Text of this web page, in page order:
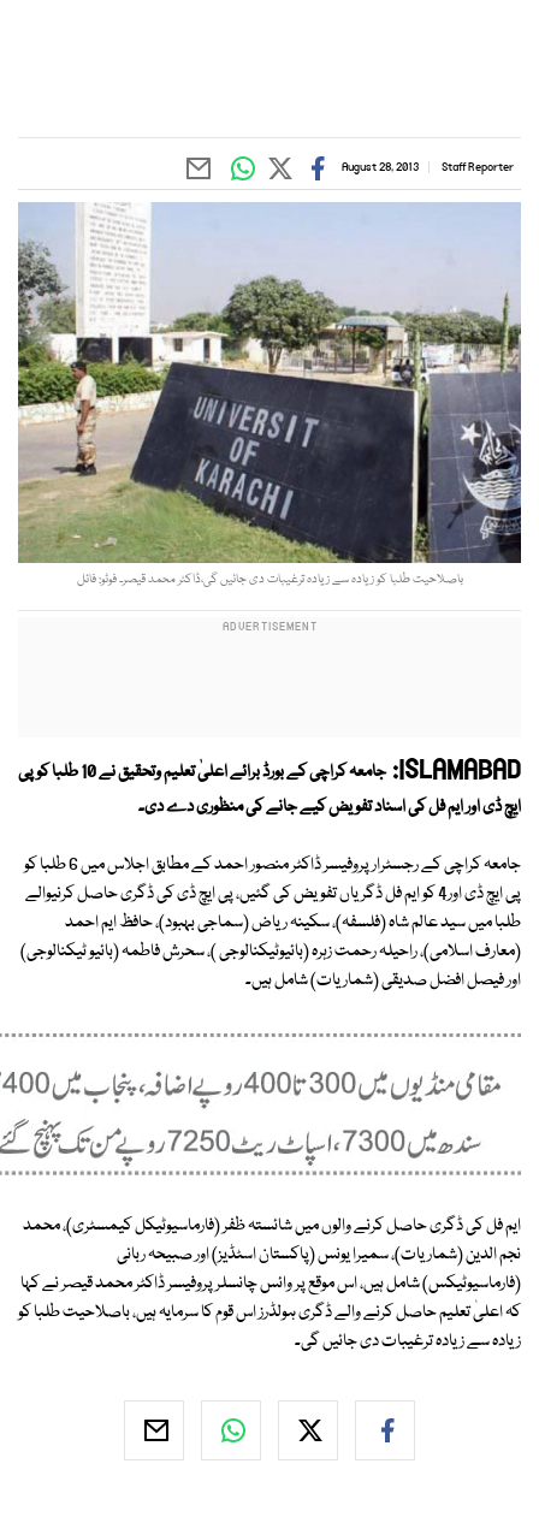
Staff Reporter
August 28, 2013
باصلاحیت طلبا کو زیادہ سے زیادہ ترغیبات دی جائیں گی،ڈاکٹر محمد قیصر۔ فوٹو: فائل
ISLAMABAD:
جامعہ کراچی کے بورڈ برائے اعلیٰ تعلیم وتحقیق نے 10 طلبا کو پی
ایچ ڈی اور ایم فل کی اسناد تفویض کیے جانے کی منظوری دے دی۔
جامعہ کراچی کے رجسٹرار پروفیسر ڈاکٹر منصور احمد کے مطابق اجلاس میں 6 طلبا کو
پی ایچ ڈی اور4 کو ایم فل ڈگریاں تفویض کی گئیں، پی ایچ ڈی کی ڈگری حاصل کرنیوالے
طلبا میں سید عالم شاہ (فلسفہ)، سکینہ ریاض (سماجی بہبود)، حافظ ایم احمد
(معارف اسلامی)، راحیلہ رحمت زہرہ (بائیوٹیکنالوجی )، سحرش فاطمہ (بائیو ٹیکنالوجی)
اور فیصل افضل صدیقی (شماریات) شامل ہیں۔
ایم فل کی ڈگری حاصل کرنے والوں میں شائستہ ظفر (فارماسیوٹیکل کیمسٹری)، محمد
نجم الدین (شماریات)، سمیرا یونس (پاکستان اسٹڈیز) اور صبیحہ ربانی
(فارماسیوٹیکس) شامل ہیں، اس موقع پر وائس چانسلر پروفیسر ڈاکٹر محمد قیصر نے کہا
کہ اعلیٰ تعلیم حاصل کرنے والے ڈگری ہولڈرز اس قوم کا سرمایہ ہیں، باصلاحیت طلبا کو
زیادہ سے زیادہ ترغیبات دی جائیں گی۔